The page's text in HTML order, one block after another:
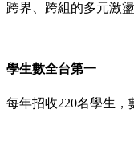
跨界、跨組的多元激盪
學生數全台第一
每年招收220名學生，